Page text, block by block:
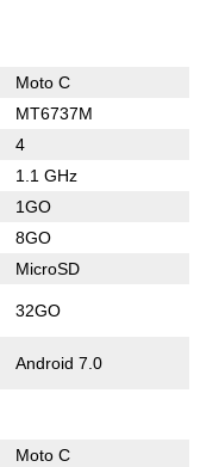
Moto C
MT6737M
4
1.1 GHz
1GO
8GO
MicroSD
32GO
Android 7.0
Moto C